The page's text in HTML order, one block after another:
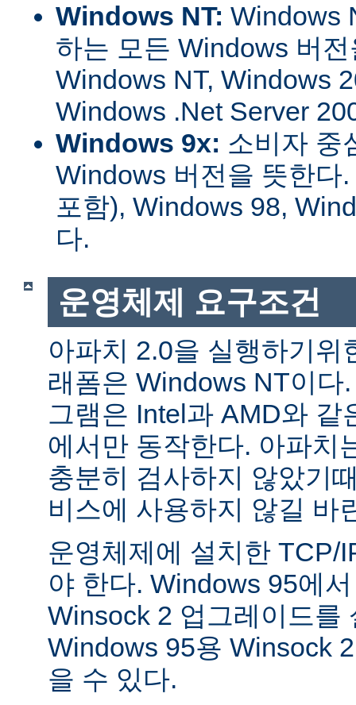
Windows NT: Windows
하는 모든 Windows 버
Windows NT, Windows
Windows .Net Server
Windows 9x: 소비자 중
Windows 버전을 뜻한다
포함), Windows 98,
다.
운영체제 요구조건
아파치 2.0을 실행하기위
래폼은 Windows NT이다
그램은 Intel과 AMD와 같
에서만 동작한다. 아파치
충분히 검사하지 않았기
비스에 사용하지 않길 바
운영체제에 설치한 TCP/
야 한다. Windows 95에
Winsock 2 업그레이드를
Windows 95용 Winsock
을 수 있다.